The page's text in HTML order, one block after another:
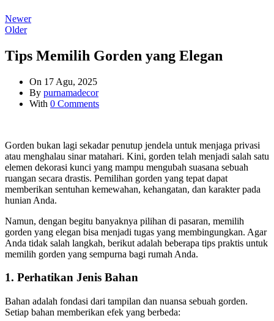
Newer
Older
Tips Memilih Gorden yang Elegan
On 17 Agu, 2025
By purnamadecor
With 0 Comments
Gorden bukan lagi sekadar penutup jendela untuk menjaga privasi
atau menghalau sinar matahari. Kini, gorden telah menjadi salah satu
elemen dekorasi kunci yang mampu mengubah suasana sebuah
ruangan secara drastis. Pemilihan gorden yang tepat dapat
memberikan sentuhan kemewahan, kehangatan, dan karakter pada
hunian Anda.
Namun, dengan begitu banyaknya pilihan di pasaran, memilih
gorden yang elegan bisa menjadi tugas yang membingungkan. Agar
Anda tidak salah langkah, berikut adalah beberapa tips praktis untuk
memilih gorden yang sempurna bagi rumah Anda.
1. Perhatikan Jenis Bahan
Bahan adalah fondasi dari tampilan dan nuansa sebuah gorden.
Setiap bahan memberikan efek yang berbeda: